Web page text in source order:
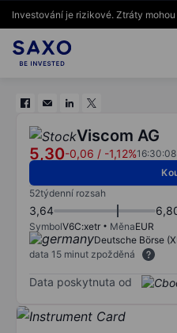
Investování je rizikové. Ztráty
Viscom AG
5,30-0,06 / -1,12%16:30:08
52týdenní rozsah
3,64
SymbolV6C:xetr MěnaEUR
Deutsche Börse
data 15 minut zpožděná
Data poskytnuta od